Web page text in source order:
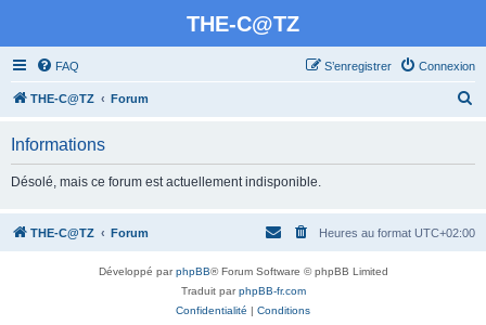
THE-C@TZ
FAQ Connexion
S’enregistrer
THE-C@TZ Forum
r
c
Informations
Désolé, mais ce forum est actuellement indisponible.
THE-C@TZ Forum Heures au format UTC+02:00
Développé parphpBB® Forum Software © phpBB Limited
Traduit parphpBB-fr.com
Confidentialité | Conditions